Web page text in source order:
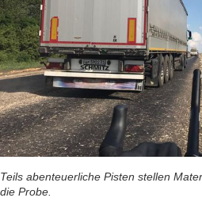
Teils abenteuerliche Pisten stellen
die Probe.